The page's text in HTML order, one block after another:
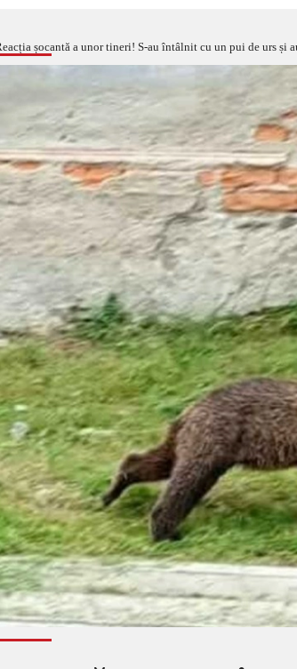
șocantă a unor tineri! S-au întâlnit cu un pui de urs și